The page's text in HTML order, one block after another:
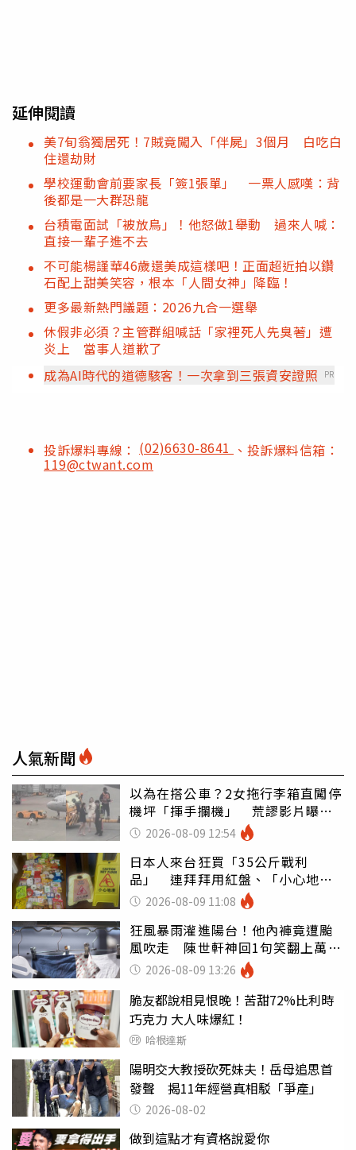
延伸閱讀
美7旬翁獨居死！7賊竟闖入「伴屍」3個月 白吃白
住還劫財
學校運動會前要家長「簽1張單」 一票人感嘆：背
後都是一大群恐龍
台積電面試「被放鳥」！他怒做1舉動 過來人喊：
直接一輩子進不去
不可能楊謹華46歲還美成這樣吧！正面超近拍以鑽
石配上甜美笑容，根本「人間女神」降臨！
更多最新熱門議題：2026九合一選舉
休假非必須？主管群組喊話「家裡死人先臭著」遭
炎上 當事人道歉了
成為AI時代的道德駭客！一次拿到三張資安證照
PR
投訴爆料專線： (02)6630-8641 、投訴爆料信箱：
119@ctwant.com
人氣新聞
以為在搭公車？2女拖行李箱直闖停
機坪「揮手攔機」 荒謬影片曝網
傻眼2026-08-09 12:54
日本人來台狂買「35公斤戰利
品」 連拜拜用紅盤、「小心地
滑」告示牌也帶回家
2026-08-09 11:08
狂風暴雨灌進陽台！他內褲竟遭颱
風吹走 陳世軒神回1句笑翻上萬網
友 2026-08-09 13:26
脆友都說相見恨晚！苦甜72%比利時
巧克力 大人味爆紅！
哈根達斯
陽明交大教授砍死妹夫！岳母追思首
發聲 揭11年經營真相駁「爭產」
2026-08-02
做到這點才有資格說愛你